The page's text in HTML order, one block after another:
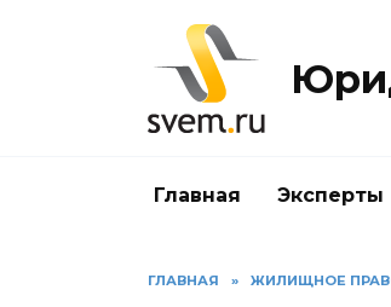
Главная Эксперты
ГЛАВНАЯ » ЖИЛИЩНОЕ